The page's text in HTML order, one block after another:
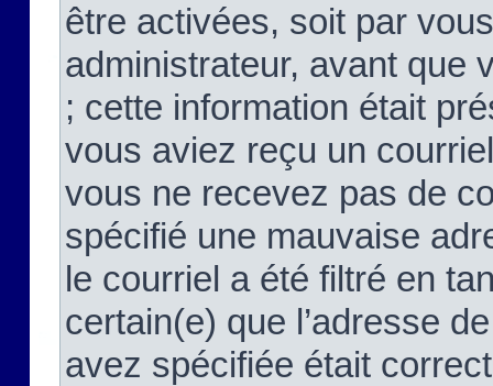
être activées, soit par
administrateur, avant que
; cette information était
vous aviez reçu un
vous ne recevez pas de
spécifié une mauvaise
le courriel a été filtré en
certain(e) que l’adresse
avez spécifiée était